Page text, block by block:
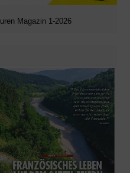
Magazin 1-2026